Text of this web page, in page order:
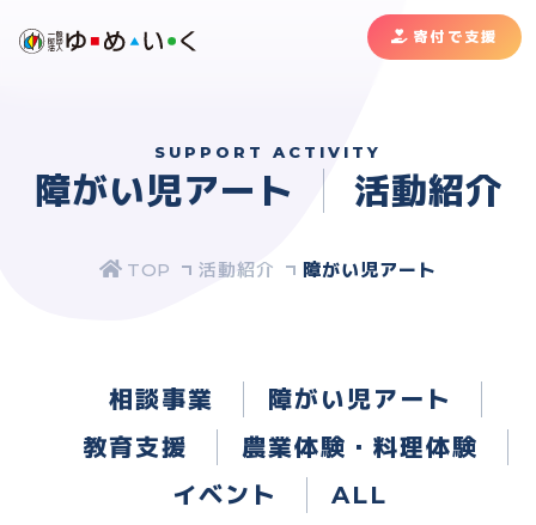
寄付で支援
SUPPORT ACTIVITY
障がい児アート 活動紹介
活動紹介 障がい児アート
相談事業
障がい児アート
教育支援
農業体験・料理体験
イベント
ALL